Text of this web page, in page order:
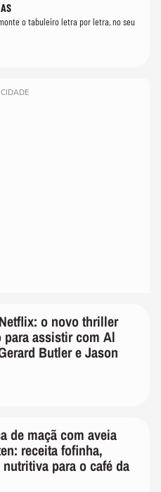
o tabuleiro letra por letra, no seu
o novo thriller
assistir com Al
Butler e Jason
de maçã com aveia
receita fofinha,
para o café da